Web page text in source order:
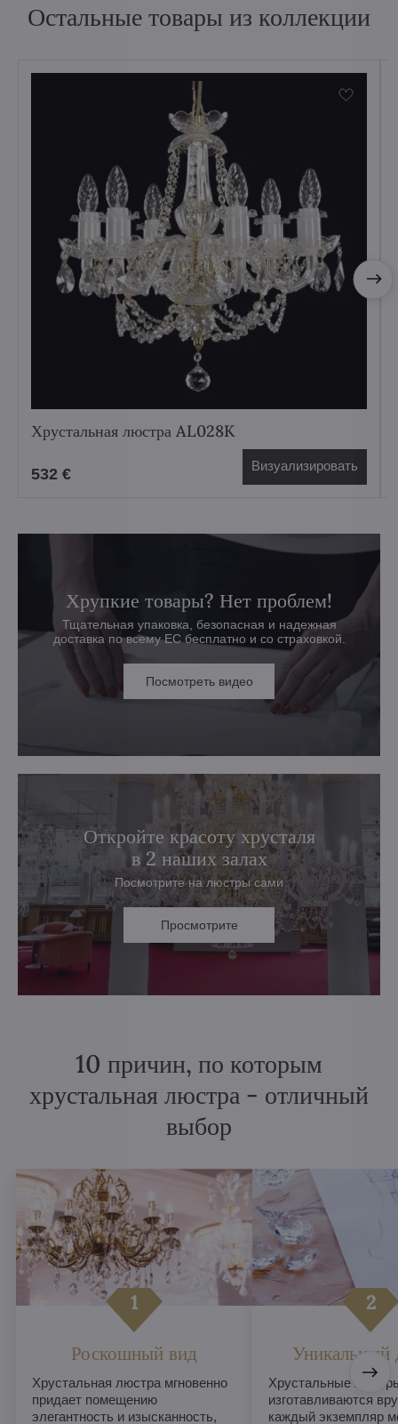
Остальные товары из коллекции
Хрустальная люстра AL028K
532 € Визуализировать
Хрупкие товары? Нет проблем!
Тщательная упаковка, безопасная и надежная
доставка по всему ЕС бесплатно и со страховкой.
Посмотреть видео
Откройте красоту хрусталя
в 2 наших залах
Посмотрите на люстры сами
Просмотрите
10 причин, по которым
хрустальная люстра - отличный
выбор
Роскошный вид
Хрустальная люстра мгновенно
придает помещению
элегантность и изысканность,
Уникальный
Хрустальные
изготавливаются
каждый экземпляр